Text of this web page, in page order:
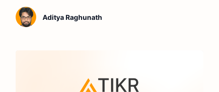
Aditya Raghunath